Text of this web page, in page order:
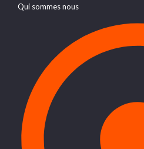
Qui sommes nous